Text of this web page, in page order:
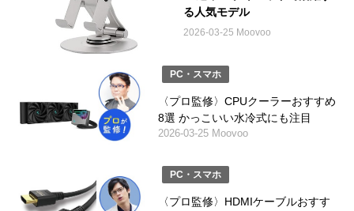
る人気モデル
2026-03-25 Moovoo
PC・スマホ
〈プロ監修〉CPUクーラーおすすめ
8選 かっこいい水冷式にも注目
2026-03-25 Moovoo
PC・スマホ
〈プロ監修〉HDMIケーブルおすす